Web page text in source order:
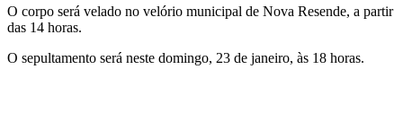
O corpo será velado no velório municipal de Nova Resende, a partir
das 14 horas.
O sepultamento será neste domingo, 23 de janeiro, às 18 horas.